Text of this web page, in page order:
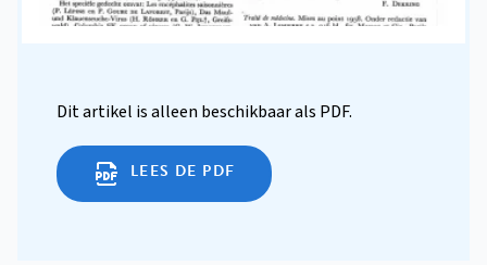
Dit artikel is alleen beschikbaar als PDF.
LEES DE PDF